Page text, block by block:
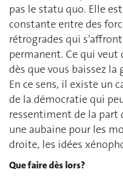
pas le statu quo. Elle
constante entre des
rétrogrades qui
permanent. Ce qui veut
dès que vous baissez la
En ce sens, il existe un
de la démocratie qui
ressentiment de la part
une aubaine pour les
droite, les idées
Que faire dès lors?